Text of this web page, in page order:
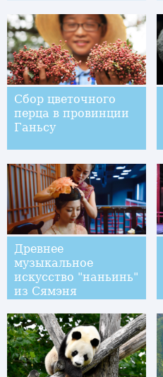
Сбор цветочного
перца в провинции
Ганьсу
Древнее
музыкальное
искусство "наньинь"
из Сямэня